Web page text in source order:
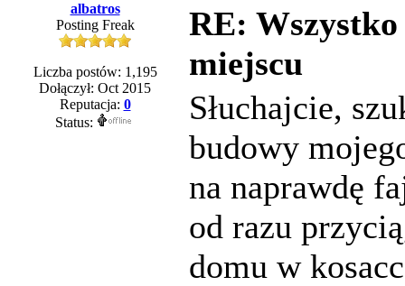
albatros
Posting Freak
Liczba postów: 1,195
Dołączył: Oct 2015
Reputacja: 0
Status:
RE:
miejscu
Słuchajcie,
budowy
na naprawdę
od razu
domu w